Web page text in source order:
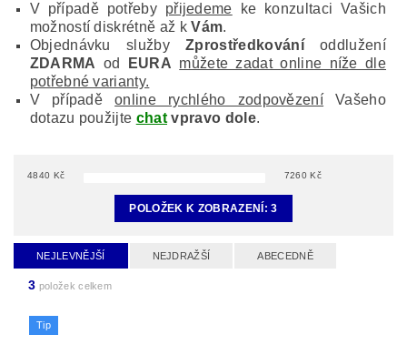
V případě potřeby přijedeme ke konzultaci Vašich
možností diskrétně až kVám.
Objednávku služby
Zprostředkováníoddlužení
ZDARMA od EURA můžete zadat online níže dle
potřebné varianty.
V případěonline rychlého zodpovězení Vašeho
dotazu použijte chatvpravo dole.
4840 Kč 7260 Kč
POLOŽEK K ZOBRAZENÍ:3
NEJLEVNĚJŠÍ NEJDRAŽŠÍ ABECEDNĚ
3 položek celkem
Tip